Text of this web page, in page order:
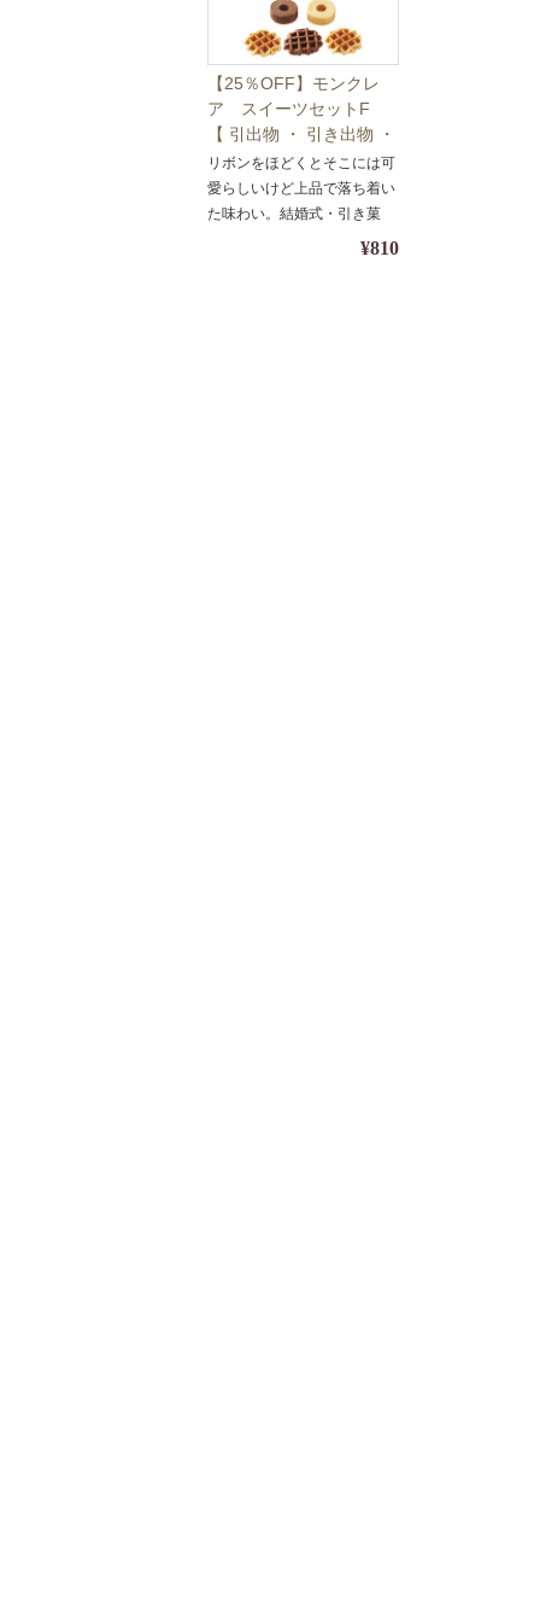
【25％OFF】モンクレ
ア スイーツセットF
【 引出物 ・ 引き出物 ・
引き菓子】
リボンをほどくとそこには可
愛らしいけど上品で落ち着い
た味わい。結婚式・引き菓
¥810